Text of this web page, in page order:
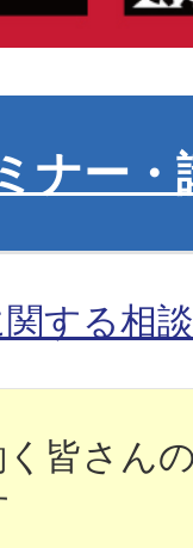
ナー・
する相談
皆さん